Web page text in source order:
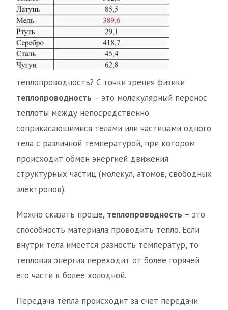
теплопроводность? С точки зрения физики
теплопроводность – это молекулярный перенос
теплоты между непосредственно
соприкасающимися телами или частицами одного
тела с различной температурой, при котором
происходит обмен энергией движения
структурных частиц (молекул, атомов, свободных
электронов).
Можно сказать проще, теплопроводность – это
способность материала проводить тепло. Если
внутри тела имеется разность температур, то
тепловая энергия переходит от более горячей
его части к более холодной.
Передача тепла происходит за счет передачи